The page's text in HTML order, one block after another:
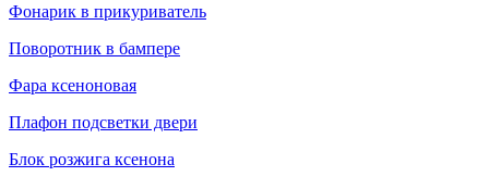
Фонарик в прикуриватель
Поворотник в бампере
Фара ксеноновая
Плафон подсветки двери
Блок розжига ксенона